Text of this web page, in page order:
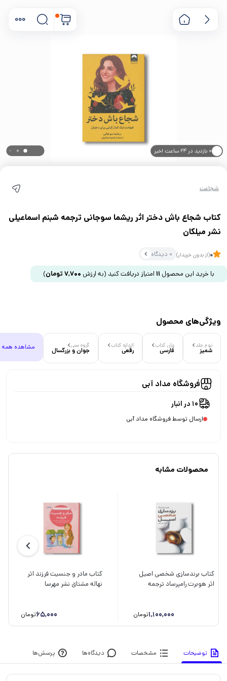
۰ بازدید در ۲۴ ساعت اخیر
شجاعت
کتاب شجاع باش دختر اثر ریشما سوجانی ترجمه شبنم اسماعیلی
نشر میلکان
0(از بدون خریدار) 0 دیدگاه
با خرید این محصول 11 امتیاز دریافت کنید (به ارزش 7,700 تومان)
ویژگی‌های محصول
نوع جلد
شمیز
زبان کتاب
فارسی
اندازه کتاب
رقعی
گروه سنی
جوان و بزرگسال مشاهده همه
فروشگاه مداد آبی
10 در انبار
ارسال توسط فروشگاه مداد آبی
محصولات مشابه
کتاب برندسازی شخصی اصیل
اثر هوبرت رامپرساد ترجمه
1,100,000تومان
کتاب مادر و جنسیت فرزند اثر
نهاله مشتاق نشر مهرسا
65,000تومان
توضیحات مشخصات دیدگاه‌ها پرسش‌ها